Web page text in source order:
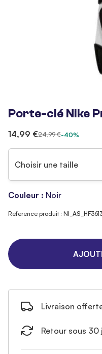
Porte-clé Nike
14,99 €24,99 €-40%
Choisir une taille
Couleur : Noir
Référence produit :
Livraison
Retour sous 30